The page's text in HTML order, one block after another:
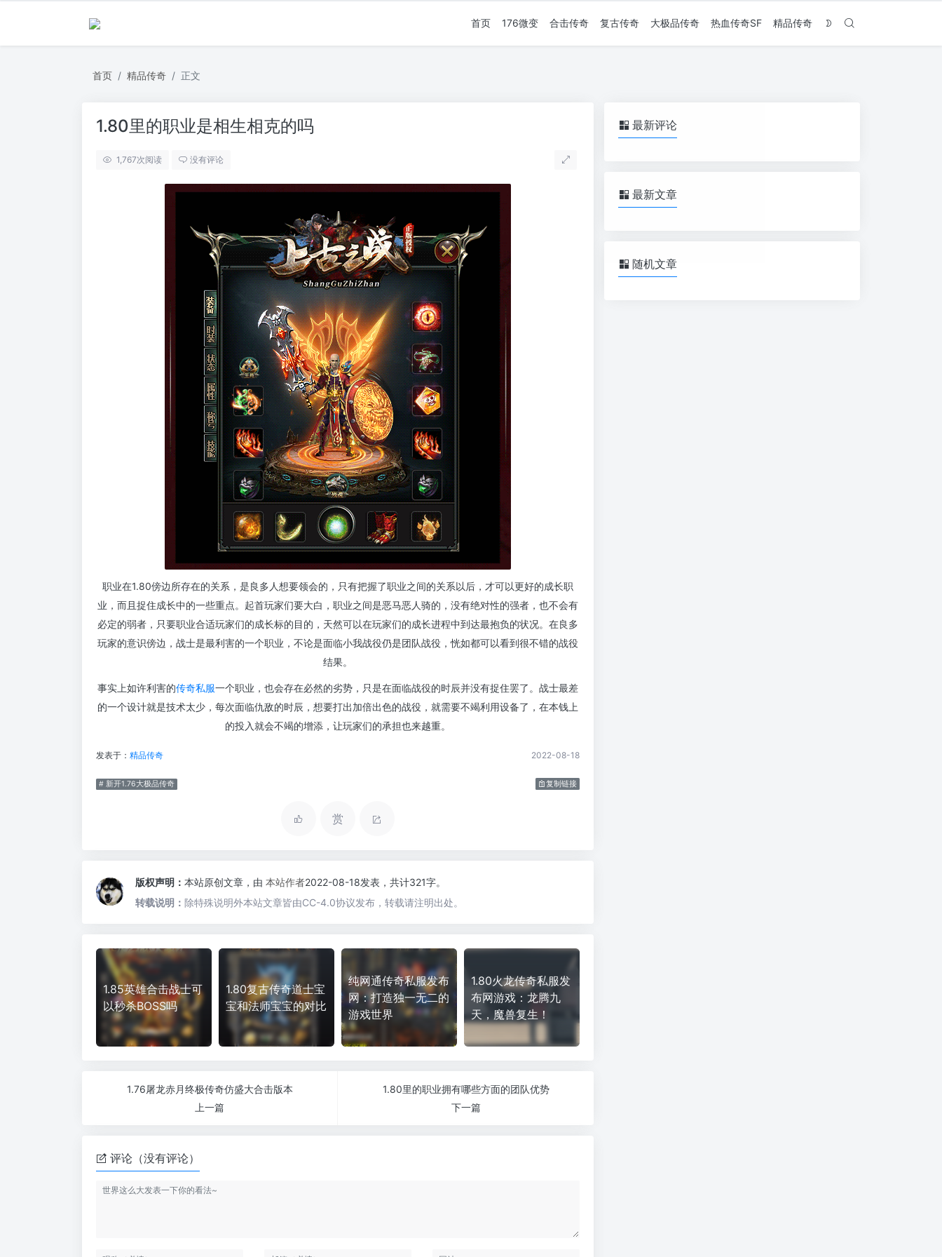
首页 176微变 合击传奇 复古传奇 大极品传奇 热血传奇SF 精品传奇
首页 精品传奇 正文
1.80里的职业是相生相克的吗
1,767次阅读 没有评论
职业在1.80傍边所存在的关系，是良多人想要领会的，只有把握了职业之间的关系以后，才可以更好的成长职
业，而且捉住成长中的一些重点。起首玩家们要大白，职业之间是恶马恶人骑的，没有绝对性的强者，也不会有
必定的弱者，只要职业合适玩家们的成长标的目的，天然可以在玩家们的成长进程中到达最抱负的状况。在良多
玩家的意识傍边，战士是最利害的一个职业，不论是面临小我战役仍是团队战役，恍如都可以看到很不错的战役
结果。
事实上如许利害的传奇私服一个职业，也会存在必然的劣势，只是在面临战役的时辰并没有捉住罢了。战士最差
的一个设计就是技术太少，每次面临仇敌的时辰，想要打出加倍出色的战役，就需要不竭利用设备了，在本钱上
的投入就会不竭的增添，让玩家们的承担也来越重。
发表于： 精品传奇 2022-08-18
# 新开1.76大极品传奇 复制链接
赏
版权声明： 本站原创文章，由 本站作者2022-08-18发表，共计321字。
转载说明： 除特殊说明外本站文章皆由CC-4.0协议发布，转载请注明出处。
1.85英雄合击战士可
以秒杀BOSS吗
1.80复古传奇道士宝
宝和法师宝宝的对比
纯网通传奇私服发布
网：打造独一无二的
游戏世界
1.80火龙传奇私服发
布网游戏：龙腾九
天，魔兽复生！
1.76屠龙赤月终极传奇仿盛大合击版本
上一篇
1.80里的职业拥有哪些方面的团队优势
下一篇
评论（没有评论）
最新评论
最新文章
随机文章